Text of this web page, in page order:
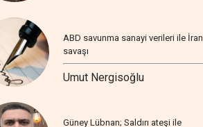
ABD savunma sanayi verileri ile İran
savaşı
Umut Nergisoğlu
Güney Lübnan; Saldırı ateşi ile